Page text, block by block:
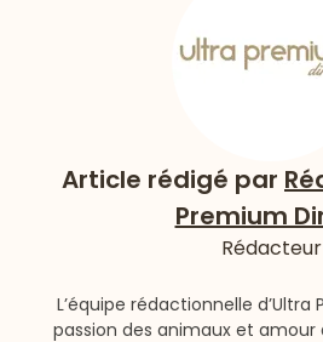
Article rédigé par
Premium
Rédacteur
L’équipe rédactionnelle
passion des animaux et amour